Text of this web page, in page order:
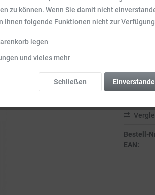
Preise
Bestell-
EAN:
zu können. Wenn Sie damit nicht
Ihnen folgende Funktionen nicht zur
legen
und vieles mehr
Schließen